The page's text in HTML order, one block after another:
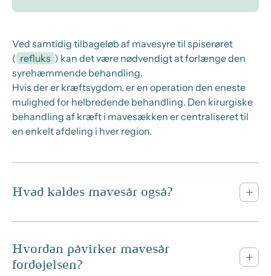
Ved samtidig tilbageløb af mavesyre til spiserøret
( refluks ) kan det være nødvendigt at forlænge den
syrehæmmende behandling.
Hvis der er kræftsygdom, eren operation den eneste
mulighed for helbredende behandling. Den kirurgiske
behandling af kræft i mavesækken er centraliseret til
en enkelt afdeling i hver region.
Hvad kaldes mavesår også?
Hvordan påvirker mavesår
fordøjelsen?